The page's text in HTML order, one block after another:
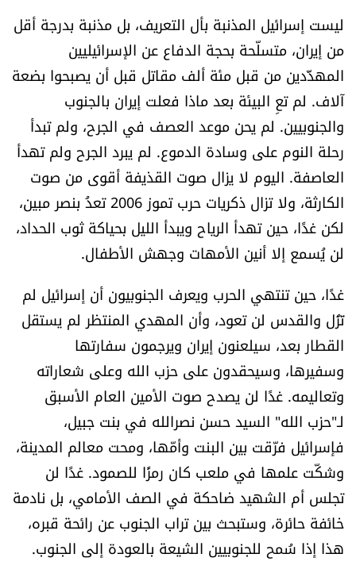
من نحن
للتواصل معنا
شروط الاستخدام
شروط الإشتراك
Digital solutions by
ليست إسرائيل المذنبة بأل التعريف، بل مذنبة بدرجة أقل
من إيران، متسلّحة بحجة الدفاع عن الإسرائيليين
المهدَّدين من قبل مئة ألف مقاتل قبل أن يصبحوا بضعة
آلاف. لم تعِ البيئة بعد ماذا فعلت إيران بالجنوب
والجنوبيين. لم يحن موعد العصف في الجرح، ولم تبدأ
رحلة النوم على وسادة الدموع. لم يبرد الجرح ولم تهدأ
العاصفة. اليوم لا يزال صوت القذيفة أقوى من صوت
الكارثة، ولا تزال ذكريات حرب تموز 2006 تعدُ بنصر مبين،
لكن غدًا، حين تهدأ الرياح ويبدأ الليل بحياكة ثوب الحداد،
لن يُسمع إلا أنين الأمهات وجهش الأطفال.
غدًا، حين تنتهي الحرب ويعرف الجنوبيون أن إسرائيل لم
تَزُل والقدس لن تعود، وأن المهدي المنتظر لم يستقل
القطار بعد، سيلعنون إيران ويرجمون سفارتها
وسفيرها، وسيحقدون على حزب الله وعلى شعاراته
وتعاليمه. غدًا لن يصدح صوت الأمين العام الأسبق
لـ"حزب الله" السيد حسن نصرالله في بنت جبيل،
فإسرائيل فرّقت بين البنت وأمّها، ومحت معالم المدينة،
وشكّت علمها في ملعب كان رمزًا للصمود. غدًا لن
تجلس أم الشهيد ضاحكة في الصف الأمامي، بل نادمة
خائفة حائرة، وستبحث بين تراب الجنوب عن رائحة قبره،
هذا إذا سُمح للجنوبيين الشيعة بالعودة إلى الجنوب.